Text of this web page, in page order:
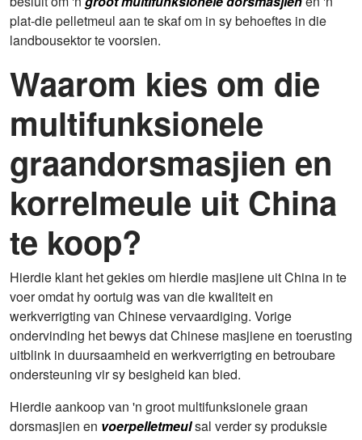
plat-die pelletmeul aan te skaf om in sy behoeftes in die
landbousektor te voorsien.
Waarom kies om die
multifunksionele
graandorsmasjien en
korrelmeule uit China
te koop?
Hierdie klant het gekies om hierdie masjiene uit China in te
voer omdat hy oortuig was van die kwaliteit en
werkverrigting van Chinese vervaardiging. Vorige
ondervinding het bewys dat Chinese masjiene en toerusting
uitblink in duursaamheid en werkverrigting en betroubare
ondersteuning vir sy besigheid kan bied.
Hierdie aankoop van 'n groot multifunksionele graan
dorsmasjien en voerpelletmeulsal verder sy produksie